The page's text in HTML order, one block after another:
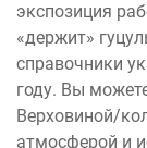
экспозиция
«держит»
справочники
году. Вы
Верховиной/
атмосферой и